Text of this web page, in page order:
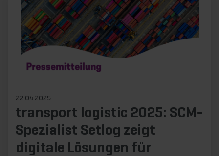
22.04.2025
transport logistic 2025: SCM-
Spezialist Setlog zeigt
digitale Lösungen für